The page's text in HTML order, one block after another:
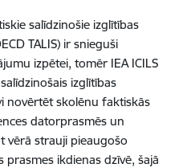
salīdzinošie izglītības
TALIS) ir snieguši
izpētei, tomēr IEA ICILS
izglītības
novērtēt skolēnu faktiskās
datorprasmēs un
vērā strauji pieaugošo
ikdienas dzīvē, šajā